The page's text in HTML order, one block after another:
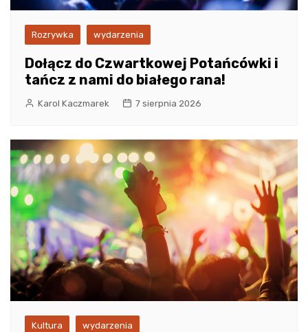
Rozrywka wydarzenia
Dołącz do Czwartkowej Potańcówki i
tańcz z nami do białego rana!
Karol Kaczmarek 7 sierpnia 2026
Kultura wydarzenia